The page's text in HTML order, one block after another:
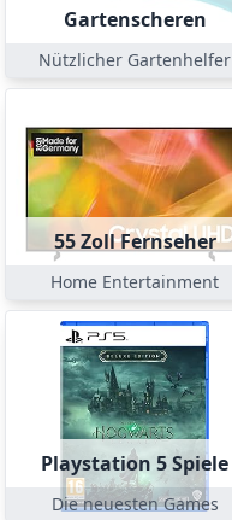
Gartenscheren
Nützlicher Gartenhelfer
55 Zoll Fernseher
Home Entertainment
Playstation 5 Spiele
Die neuesten Games